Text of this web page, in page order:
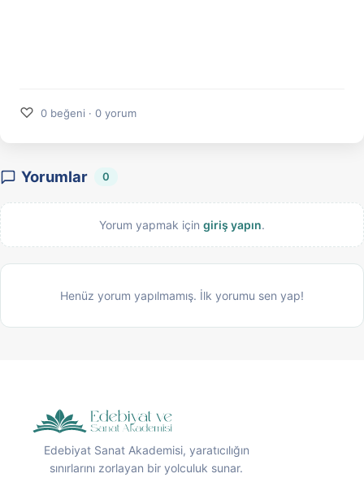
♡ 0 beğeni · 0 yorum
Yorumlar 0
Yorum yapmak için giriş yapın.
Henüz yorum yapılmamış. İlk yorumu sen yap!
Edebiyat Sanat Akademisi, yaratıcılığın
sınırlarını zorlayan bir yolculuk sunar.